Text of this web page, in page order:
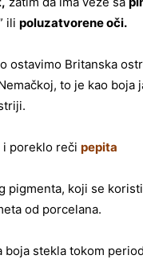
ili poluzatvorene oči.
ostavimo Britanska
to je kao boja
i poreklo reči pepita
pigmenta, koji se
od porcelana.
boja stekla tokom